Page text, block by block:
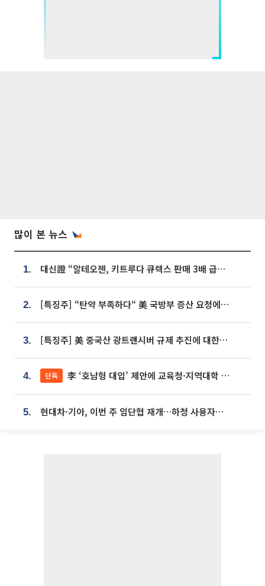
많이 본 뉴스
1. 대신證 “알테오젠, 키트루다 큐렉스 판매 3배 급증…목표가 41만원 상향”
2. [특징주] “탄약 부족하다“ 美 국방부 증산 요청에⋯국내 방산주 급등세
3. [특징주] 美 중국산 광트랜시버 규제 추진에 대한광통신 등 광통신株 강세
4. 단독 李 ‘호남형 대입’ 제안에 교육청·지역대학 서·논술형 입시 연계 '착수'
5. 현대차·기아, 이번 주 임단협 재개…하청 사용자성 재심도 ‘변수’